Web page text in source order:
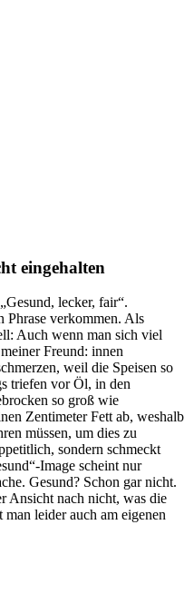
eingehalten
lecker, fair“.
Phrase verkommen. Als
Auch wenn man sich viel
Freund: innen
weil die Speisen so
triefen vor Öl, in den
so groß wie
Zentimeter Fett ab, weshalb
müssen, um dies zu
sondern schmeckt
Image scheint nur
Gesund? Schon gar nicht.
Ansicht nach nicht, was die
leider auch am eigenen